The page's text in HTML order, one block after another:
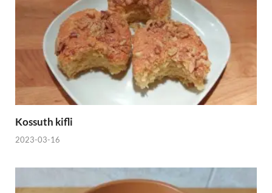
Kossuth kifli
2023-03-16